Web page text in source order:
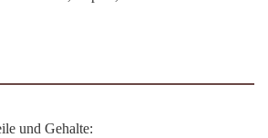
und Gehalte: